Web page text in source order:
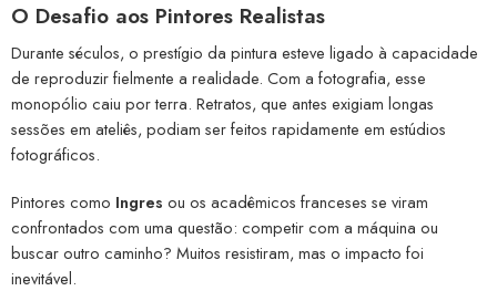
O Desafio aos Pintores Realistas
Durante séculos, o prestígio da pintura esteve ligado à capacidade
de reproduzir fielmente a realidade. Com a fotografia, esse
monopólio caiu por terra. Retratos, que antes exigiam longas
sessões em ateliês, podiam ser feitos rapidamente em estúdios
fotográficos.
Pintores como Ingres ou os acadêmicos franceses se viram
confrontados com uma questão: competir com a máquina ou
buscar outro caminho? Muitos resistiram, mas o impacto foi
inevitável.